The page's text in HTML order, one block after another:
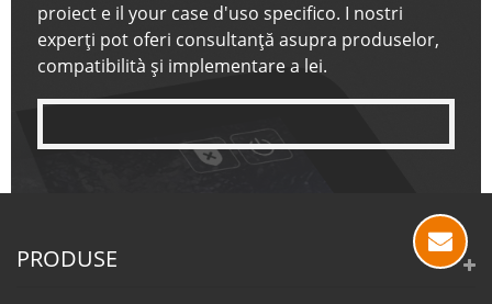
proiect e il your case d'uso specifico. I nostri
experți pot oferi consultanță asupra produselor,
compatibilità și implementare a lei.
PRODUSE